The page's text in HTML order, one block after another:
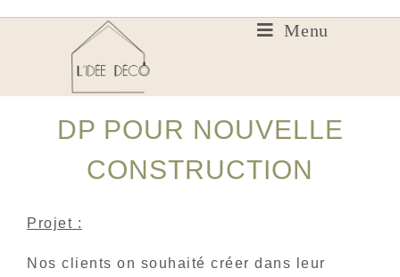
Menu
DP POUR NOUVELLE
CONSTRUCTION
Projet :
Nos clients on souhaité créer dans leur